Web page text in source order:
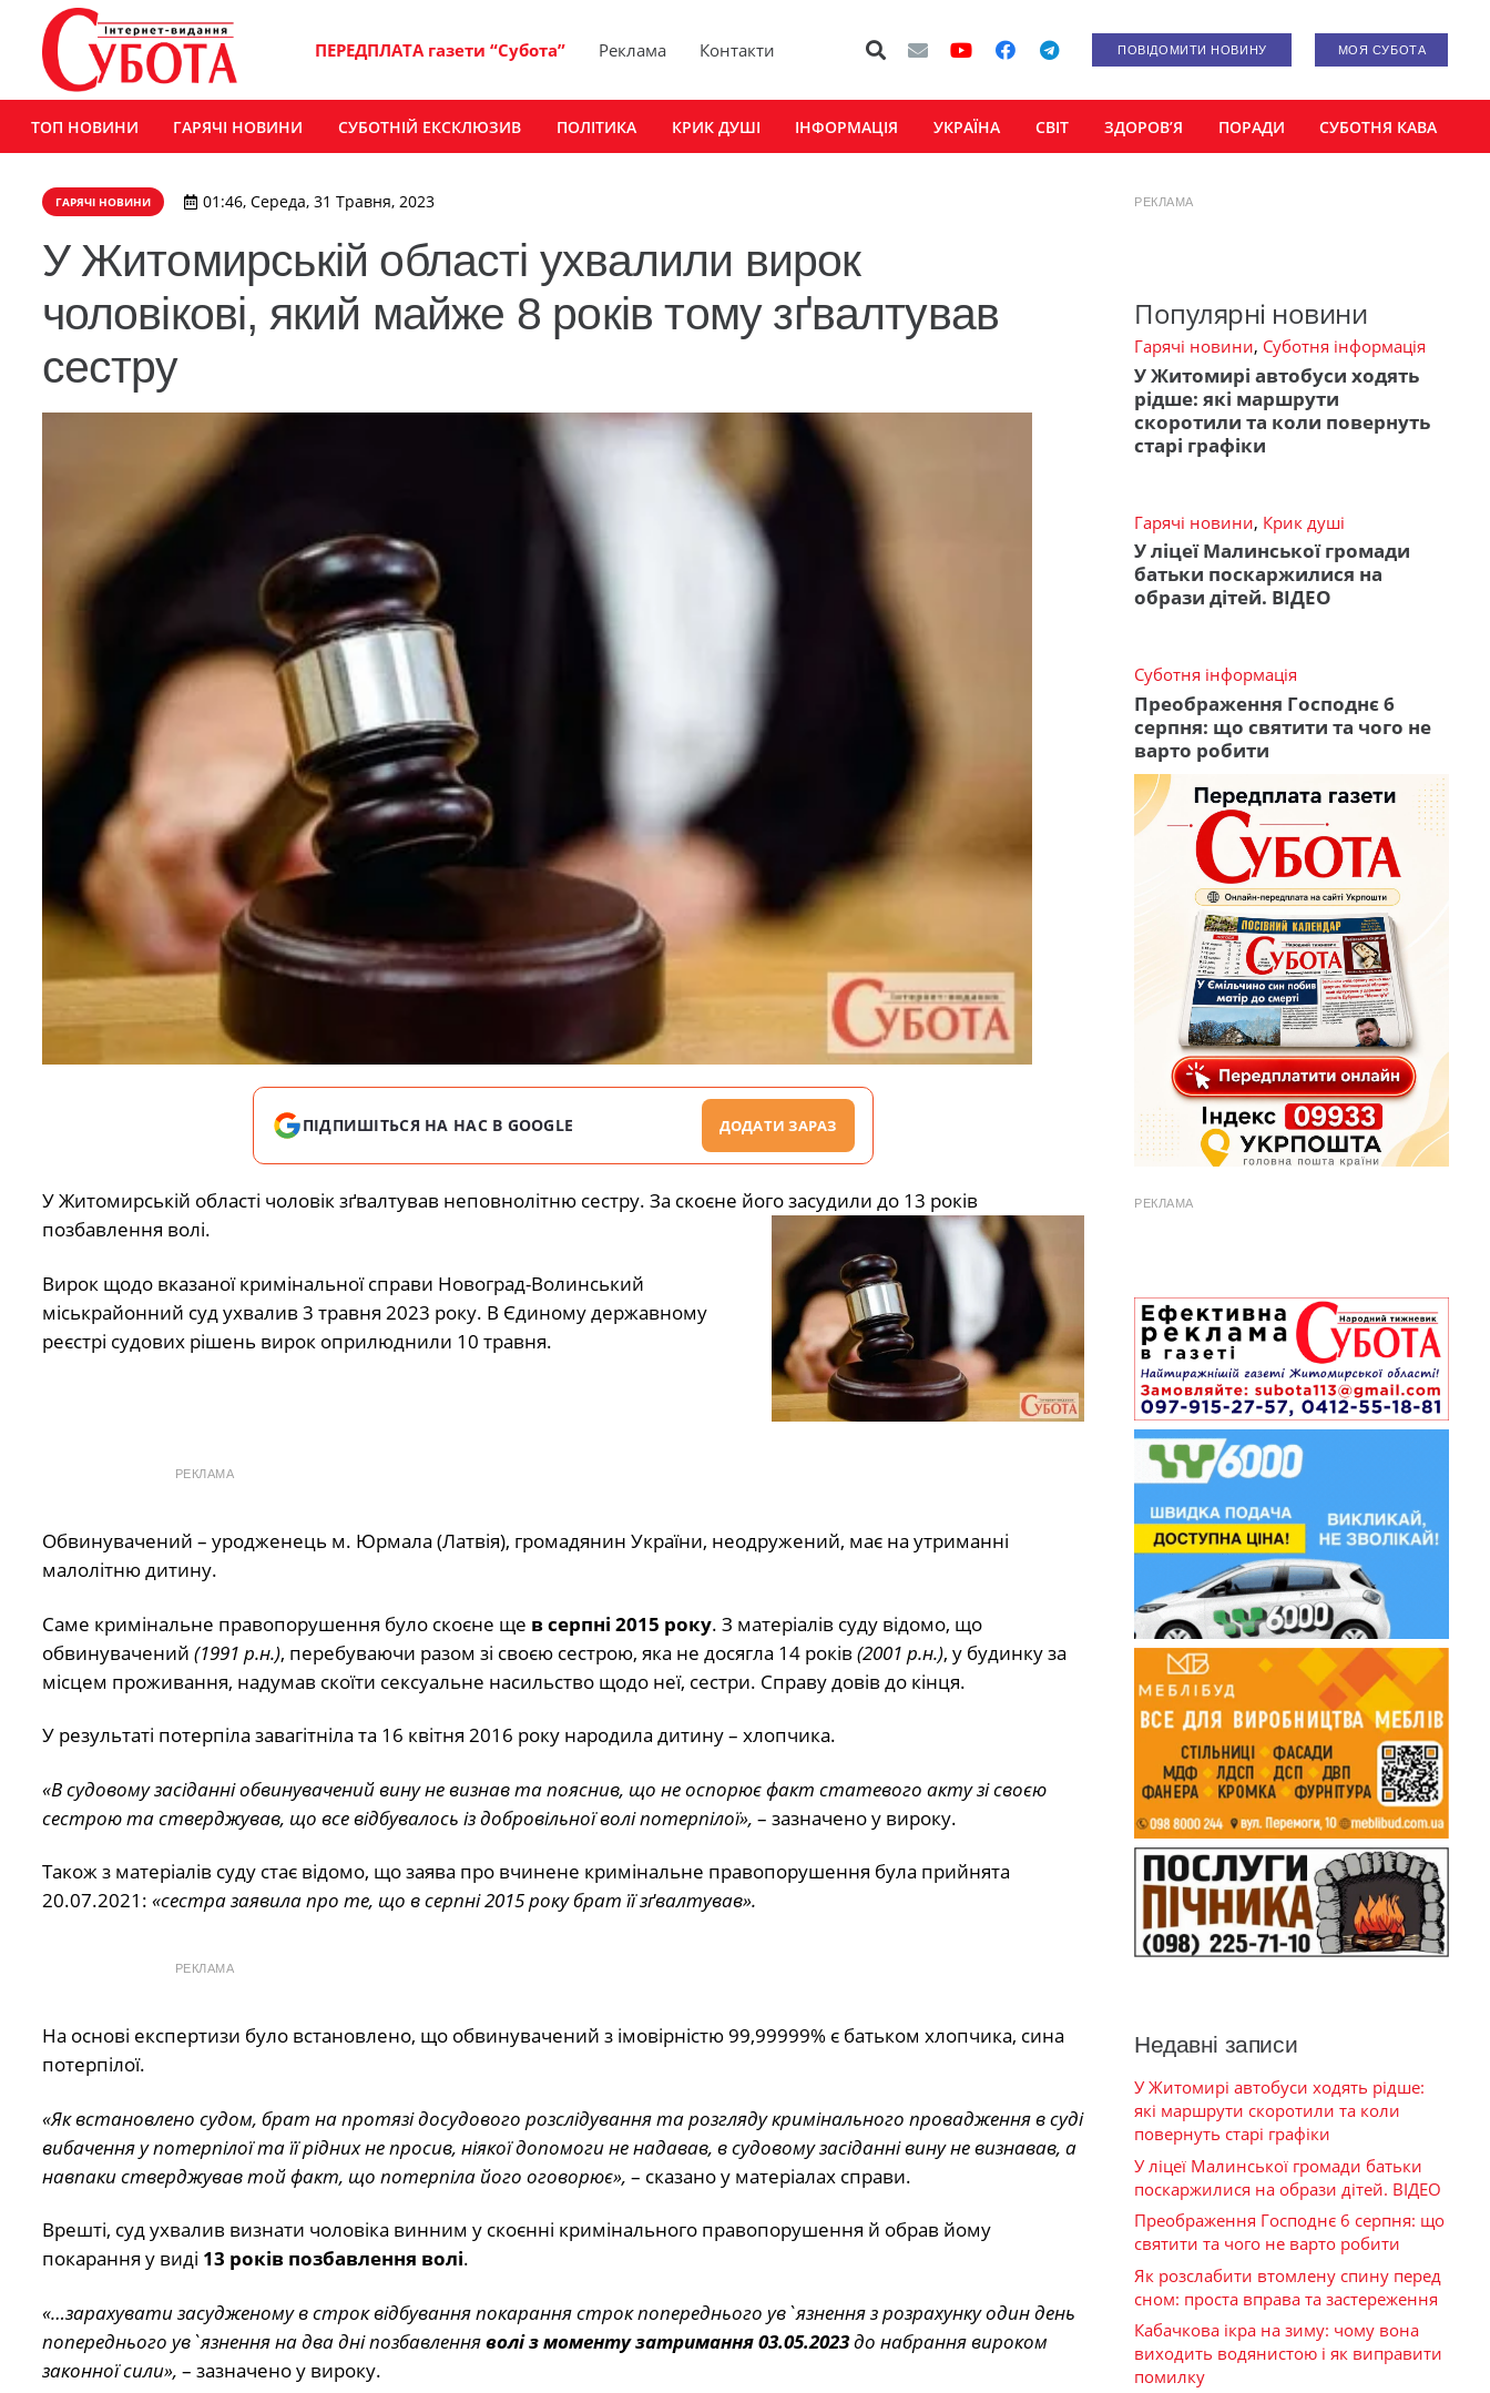
ПЕРЕДПЛАТА газети “Субота” Реклама Контакти ПОВІДОМИТИ НОВИНУ МОЯ СУБОТА
ТОП НОВИНИ ГАРЯЧІ НОВИНИ СУБОТНІЙ ЕКСКЛЮЗИВ ПОЛІТИКА КРИК ДУШІ ІНФОРМАЦІЯ УКРАЇНА СВІТ ЗДОРОВ’Я ПОРАДИ СУБОТНЯ КАВА
ГАРЯЧІ НОВИНИ 01:46, Середа, 31 Травня, 2023
У Житомирській області ухвалили вирок
чоловікові, який майже 8 років тому зґвалтував
сестру
ПІДПИШІТЬСЯ НА НАС В GOOGLE ДОДАТИ ЗАРАЗ
У Житомирській області чоловік зґвалтував неповнолітню сестру. За скоєне його засудили до 13 років
позбавлення волі.
Вирок щодо вказаної кримінальної справи Новоград-Волинський
міськрайонний суд ухвалив 3 травня 2023 року. В Єдиному державному
реєстрі судових рішень вирок оприлюднили 10 травня.
РЕКЛАМА
Обвинувачений – уродженець м. Юрмала (Латвія), громадянин України, неодружений, має на утриманні
малолітню дитину.
Саме кримінальне правопорушення було скоєне ще в серпні 2015 року. З матеріалів суду відомо, що
обвинувачений (1991 р.н.), перебуваючи разом зі своєю сестрою, яка не досягла 14 років (2001 р.н.), у будинку за
місцем проживання, надумав скоїти сексуальне насильство щодо неї, сестри. Справу довів до кінця.
У результаті потерпіла завагітніла та 16 квітня 2016 року народила дитину – хлопчика.
«В судовому засіданні обвинувачений вину не визнав та пояснив, що не оспорює факт статевого акту зі своєю
сестрою та стверджував, що все відбувалось із добровільної волі потерпілої», – зазначено у вироку.
Також з матеріалів суду стає відомо, що заява про вчинене кримінальне правопорушення була прийнята
20.07.2021: «сестра заявила про те, що в серпні 2015 року брат її зґвалтував».
РЕКЛАМА
На основі експертизи було встановлено, що обвинувачений з імовірністю 99,99999% є батьком хлопчика, сина
потерпілої.
«Як встановлено судом, брат на протязі досудового розслідування та розгляду кримінального провадження в суді
вибачення у потерпілої та її рідних не просив, ніякої допомоги не надавав, в судовому засіданні вину не визнавав, а
навпаки стверджував той факт, що потерпіла його оговорює», – сказано у матеріалах справи.
Врешті, суд ухвалив визнати чоловіка винним у скоєнні кримінального правопорушення й обрав йому
покарання у виді 13 років позбавлення волі.
«…зарахувати засудженому в строк відбування покарання строк попереднього ув`язнення з розрахунку один день
попереднього ув`язнення на два дні позбавленняволі з моменту затримання 03.05.2023до набрання вироком
законної сили», – зазначено у вироку.
РЕКЛАМА
Популярні новини
Гарячі новини, Суботня інформація
У Житомирі автобуси ходять
рідше: які маршрути
скоротили та коли повернуть
старі графіки
Гарячі новини, Крик душі
У ліцеї Малинської громади
батьки поскаржилися на
образи дітей. ВІДЕО
Суботня інформація
Преображення Господнє 6
серпня: що святити та чого не
варто робити
РЕКЛАМА
Недавні записи
У Житомирі автобуси ходять рідше:
які маршрути скоротили та коли
повернуть старі графіки
У ліцеї Малинської громади батьки
поскаржилися на образи дітей. ВІДЕО
Преображення Господнє 6 серпня: що
святити та чого не варто робити
Як розслабити втомлену спину перед
сном: проста вправа та застереження
Кабачкова ікра на зиму: чому вона
виходить водянистою і як виправити
помилку